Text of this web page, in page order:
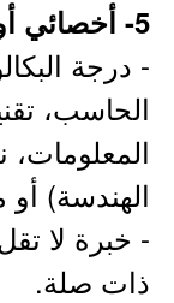
5- أخصائي أول هندسة البيانات:
- درجة
الحاسب،
المعلومات،
الهندسة) أو
ذات صلة.